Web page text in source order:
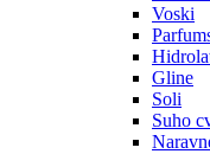
Voski
Gline
Soli
Suho